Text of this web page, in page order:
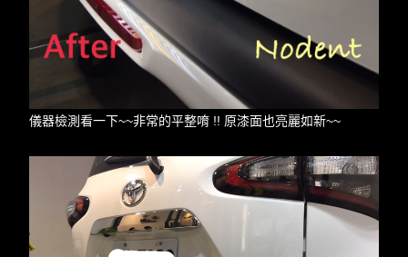
儀器檢測看一下~~非常的平整唷 !! 原漆面也亮麗如新~~